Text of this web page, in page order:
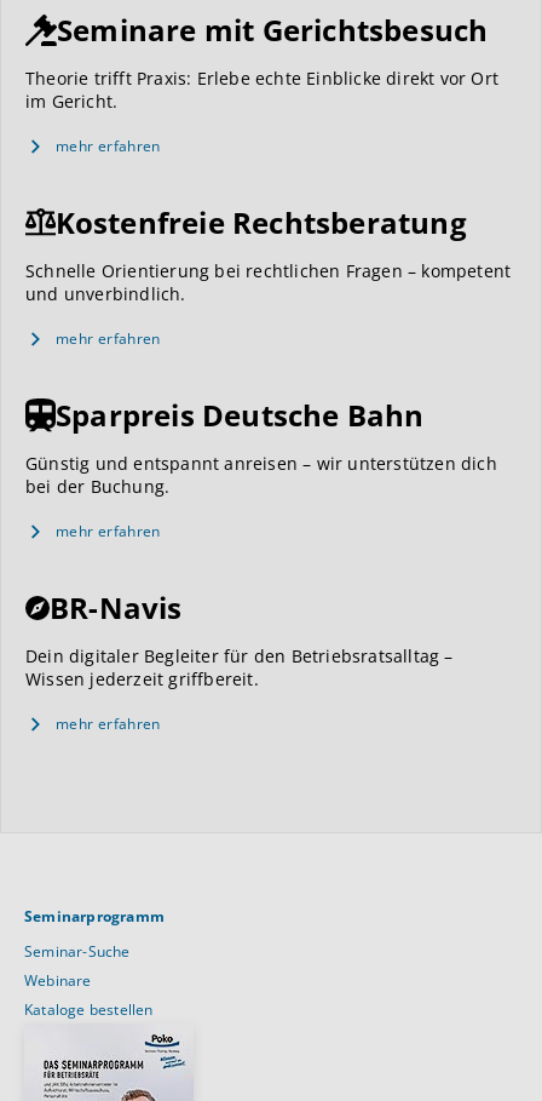
Seminare mit Gerichtsbesuch
Theorie trifft Praxis: Erlebe echte Einblicke direkt vor Ort
im Gericht.
mehr erfahren
Kostenfreie Rechtsberatung
Schnelle Orientierung bei rechtlichen Fragen – kompetent
und unverbindlich.
mehr erfahren
Sparpreis Deutsche Bahn
Günstig und entspannt anreisen – wir unterstützen dich
bei der Buchung.
mehr erfahren
BR-Navis
Dein digitaler Begleiter für den Betriebsratsalltag –
Wissen jederzeit griffbereit.
mehr erfahren
Seminarprogramm
Seminar-Suche
Webinare
Kataloge bestellen